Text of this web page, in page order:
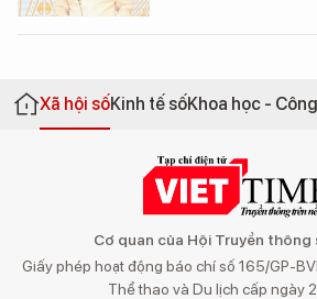
Xã hội sốKinh tế sốKhoa học -
Cơ quan của Hội Truyền thông
Giấy phép hoạt động báo chí số 165/GP-
Thể thao và Du lịch cấp ngày